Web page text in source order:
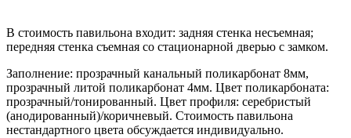
В стоимость павильона входит: задняя стенка несъемная;
передняя стенка съемная со стационарной дверью с замком.
Заполнение: прозрачный канальный поликарбонат 8мм,
прозрачный литой поликарбонат 4мм. Цвет поликарбоната:
прозрачный/тонированный. Цвет профиля: серебристый
(анодированный)/коричневый. Стоимость павильона
нестандартного цвета обсуждается индивидуально.